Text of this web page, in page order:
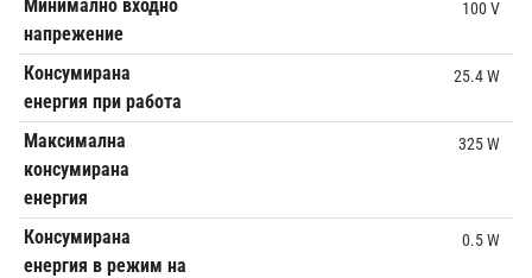
Минимално входно
напрежение
100 V
Консумирана
енергия при работа
25.4 W
Максимална
консумирана
енергия
325 W
Консумирана
енергия в режим на
0.5 W